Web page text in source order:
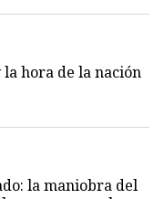
hora de la nación
la maniobra del